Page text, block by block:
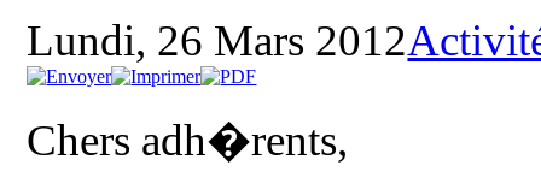
Lundi, 26 Mars 2012
Chers adh�rents,